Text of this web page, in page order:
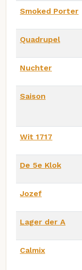
Smoked Porter
Quadrupel
Nuchter
Saison
Wit 1717
De 5e Klok
Jozef
Lager der A
Calmix